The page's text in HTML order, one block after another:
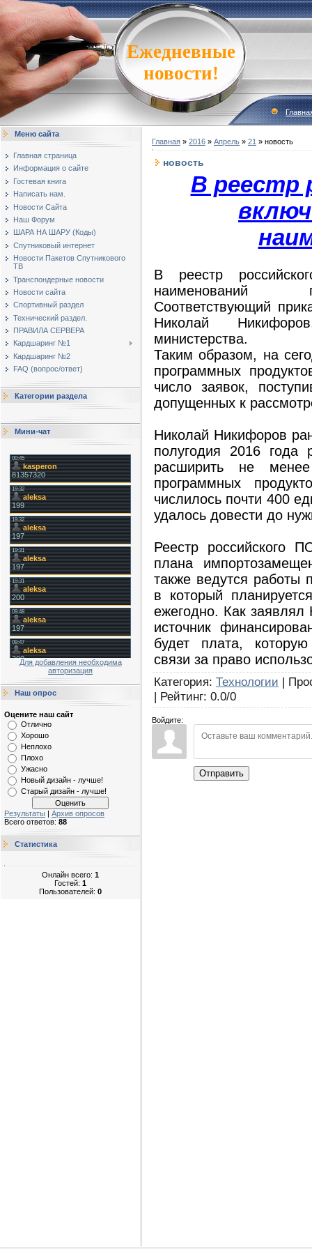
Ежедневные
новости!
Меню сайта
Главная страница
Информация о сайте
Гостевая книга
Написать нам.
Новости Сайта
Наш Форум
ШАРА НА ШАРУ (Коды)
Спутниковый интернет
Новости Пакетов Спутникового
ТВ
Транспондерные новости
Новости сайта
Спортивный раздел
Технический раздел.
ПРАВИЛА СЕРВЕРА
Кардшаринг №1
Кардшаринг №2
FAQ (вопрос/ответ)
Категории раздела
Мини-чат
Для добавления необходима
авторизация
Наш опрос
Оцените наш сайт
Отлично
Хорошо
Неплохо
Плохо
Ужасно
Новый дизайн - лучше!
Старый дизайн - лучше!
Результаты | Архив опросов
Всего ответов: 88
Статистика
Онлайн всего: 1
Гостей: 1
Пользователей: 0
Главная » 2016 » Апрель » 21 » новость
новость
В реестр
В реестр
наименований
Соответствующий
Николай
министерства.
Таким образом, на
программных
число заявок,
допущенных к
Николай Никифоров
полугодия 2016 года
расширить не
программных
числилось почти 400
удалось довести до
Реестр российского
плана
также ведутся работы
в который
ежегодно. Как
источник
будет плата,
связи за право
Категория: Технологии |
| Рейтинг: 0.0/0
Войдите:
Отправить